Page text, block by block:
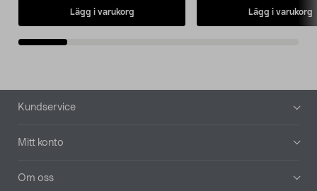
Lägg i varukorg Lägg i varukorg
Sidfot
Kundservice
Mitt konto
Om oss